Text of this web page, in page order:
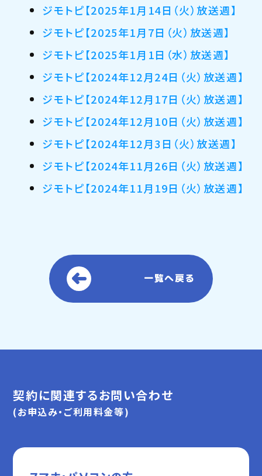
ジモトピ【2025年1月14日（火）放送週】
ジモトピ【2025年1月7日（火）放送週】
ジモトピ【2025年1月1日（水）放送週】
ジモトピ【2024年12月24日（火）放送週】
ジモトピ【2024年12月17日（火）放送週】
ジモトピ【2024年12月10日（火）放送週】
ジモトピ【2024年12月3日（火）放送週】
ジモトピ【2024年11月26日（火）放送週】
ジモトピ【2024年11月19日（火）放送週】
一覧へ戻る
契約に関連するお問い合わせ
(お申込み・ご利用料金等)